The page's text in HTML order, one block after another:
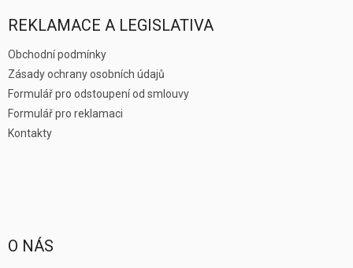
REKLAMACE A LEGISLATIVA
Obchodní podmínky
Zásady ochrany osobních údajů
Formulář pro odstoupení od smlouvy
Formulář pro reklamaci
Kontakty
O NÁS